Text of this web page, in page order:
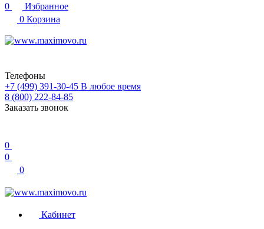
0
Избранное
0 Корзина
Телефоны
+7 (499) 391-30-45 В любое время
8 (800) 222-84-85
Заказать звонок
0
0
0
Кабинет